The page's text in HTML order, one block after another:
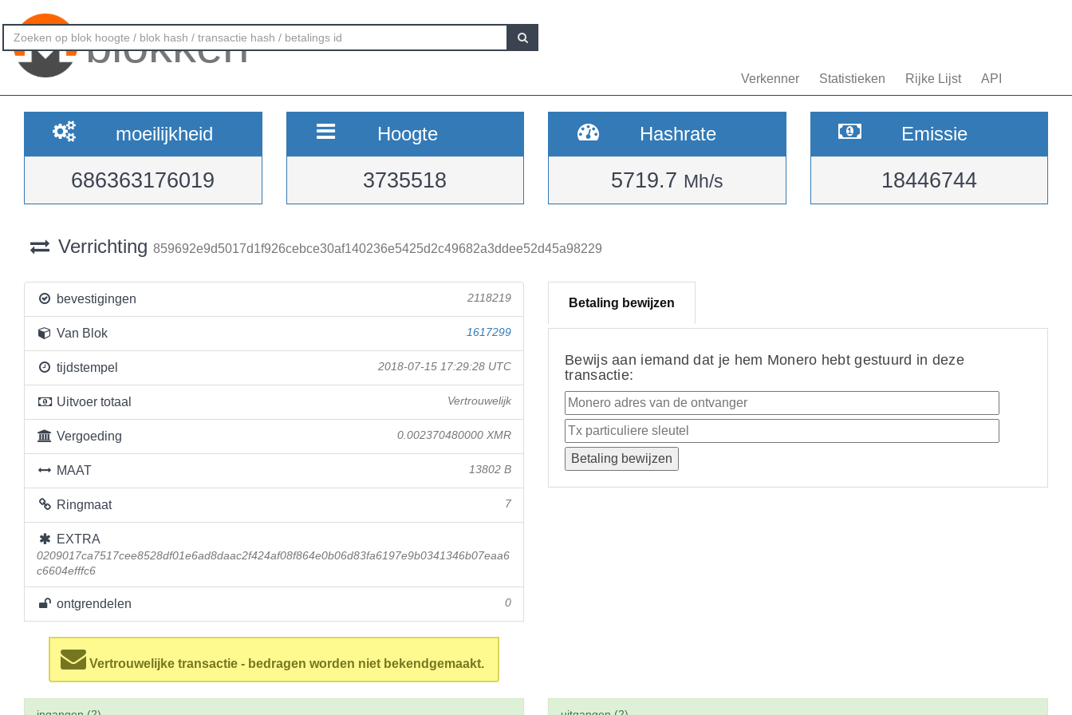
blokken
Verkenner Statistieken Rijke Lijst API
moeilijkheid
686363176019
Hoogte
3735518
Hashrate
5719.7 Mh/s
Emissie
18446744
Verrichting 859692e9d5017d1f926cebce30af140236e5425d2c49682a3ddee52d45a98229
bevestigingen 2118219
Van Blok 1617299
tijdstempel 2018-07-15 17:29:28 UTC
Uitvoer totaal Vertrouwelijk
Vergoeding 0.002370480000 XMR
MAAT 13802 B
Ringmaat 7
EXTRA
0209017ca7517cee8528df01e6ad8daac2f424af08f864e0b06d83fa6197e9b0341346b07eaa6
c6604efffc6
ontgrendelen 0
Vertrouwelijke transactie - bedragen worden niet bekendgemaakt.
Betaling bewijzen
Bewijs aan iemand dat je hem Monero hebt gestuurd in deze
transactie: